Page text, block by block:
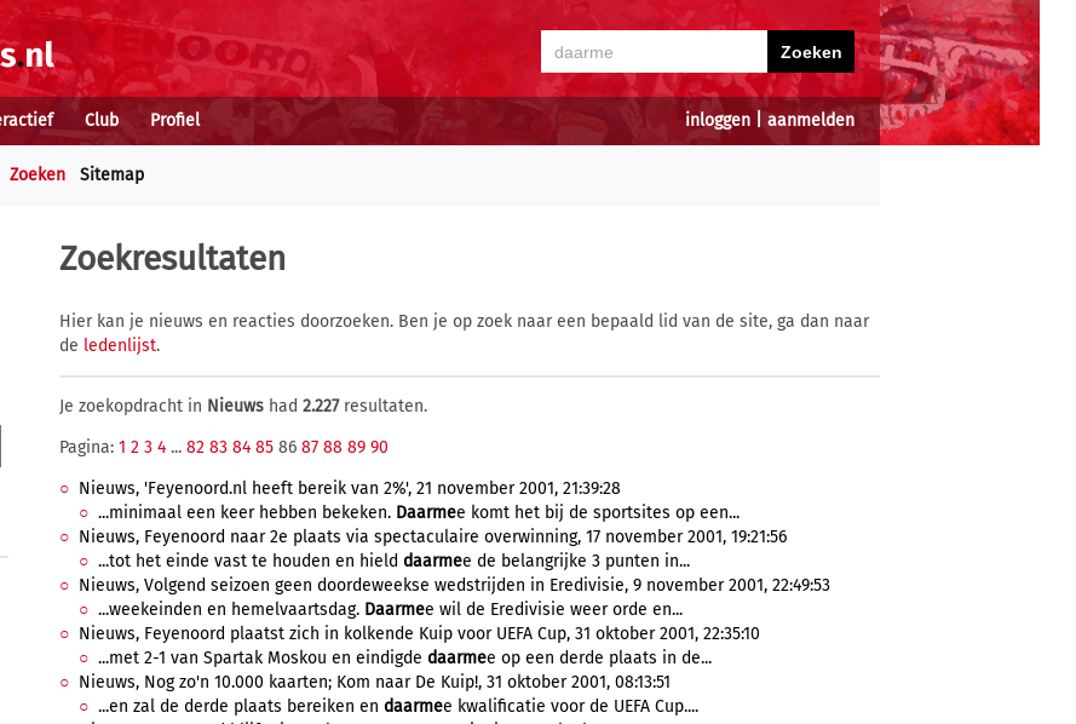
inloggen aanmelden
Club Profiel
Zoeken Sitemap
Zoekresultaten
Hier kan je nieuws en reacties doorzoeken. Ben je op zoek naar een bepaald lid van de site, ga dan naar
de ledenlijst.
Je zoekopdracht in Nieuws had 2.227resultaten.
Pagina: 1 2 3 4 ... 82 83 84 85 86 87 88 89 90
Nieuws, 'Feyenoord.nl heeft bereik van 2%', 21 november 2001, 21:39:28
...minimaal een keer hebben bekeken. Daarmee komt het bij de sportsites op een...
Nieuws, Feyenoord naar 2e plaats via spectaculaire overwinning, 17 november 2001, 19:21:56
...tot het einde vast te houden en hield daarmee de belangrijke 3 punten in...
Nieuws, Volgend seizoen geen doordeweekse wedstrijden in Eredivisie, 9 november 2001, 22:49:53
...weekeinden en hemelvaartsdag. Daarmee wil de Eredivisie weer orde en...
Nieuws, Feyenoord plaatst zich in kolkende Kuip voor UEFA Cup, 31 oktober 2001, 22:35:10
...met 2-1 van Spartak Moskou en eindigde daarmee op een derde plaats in de...
Nieuws, Nog zo'n 10.000 kaarten; Kom naar De Kuip!, 31 oktober 2001, 08:13:51
...en zal de derde plaats bereiken en daarmee kwalificatie voor de UEFA Cup....